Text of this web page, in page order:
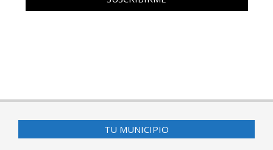
TU MUNICIPIO